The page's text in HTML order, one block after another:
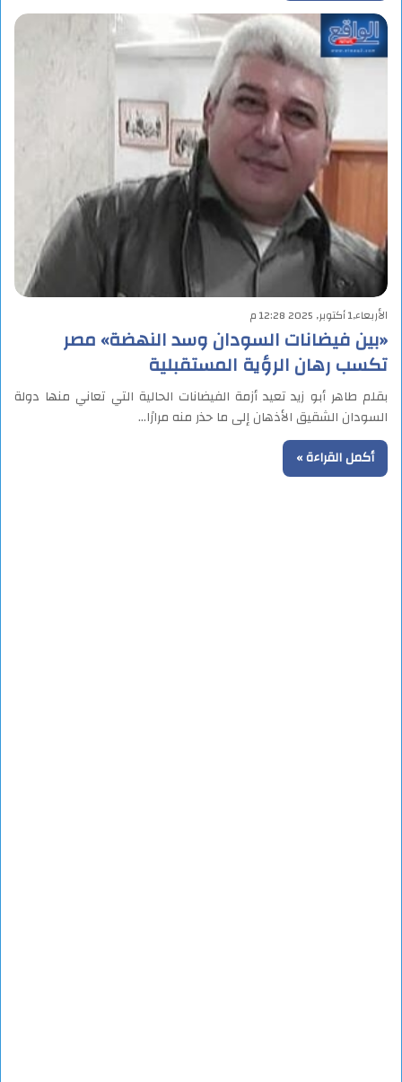
الأربعاء,1 أكتوبر, 2025 12:28 م
«بين فيضانات السودان وسد النهضة» مصر
تكسب رهان الرؤية المستقبلية
بقلم طاهر أبو زيد تعيد أزمة الفيضانات الحالية التي تعاني منها دولة
السودان الشقيق الأذهان إلى ما حذر منه مرارًا…
أكمل القراءة »